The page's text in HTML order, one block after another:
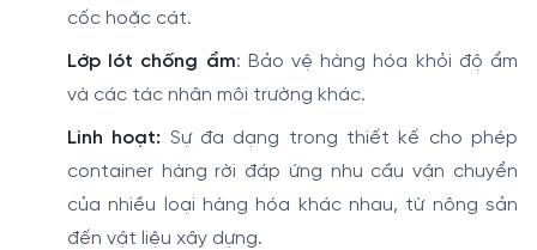
cốc hoặc cát.
Lớp lót chống ẩm: Bảo vệ hàng hóa khỏi độ ẩm
và các tác nhân môi trường khác.
Linh hoạt: Sự đa dạng trong thiết kế cho phép
container hàng rời đáp ứng nhu cầu vận chuyển
của nhiều loại hàng hóa khác nhau, từ nông sản
đến vật liệu xây dựng.